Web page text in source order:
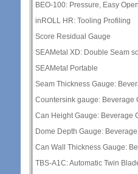
BEO-100: Pressure, Easy
inROLL HR: Tooling Profiling
Score Residual Gauge
SEAMetal XD: Double Seam
SEAMetal Portable
Seam Thickness Gauge:
Countersink gauge: Beverage
Can Height Gauge: Beverage
Dome Depth Gauge:
Can Wall Thickness Gauge:
TBS-A1C: Automatic Twin